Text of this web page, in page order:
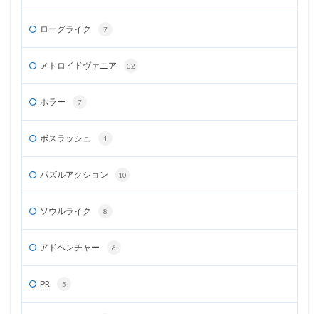
ローグライク 7
メトロイドヴァニア 32
ホラー 7
ボスラッシュ 1
パズルアクション 10
ソウルライク 8
アドベンチャー 6
PR 5